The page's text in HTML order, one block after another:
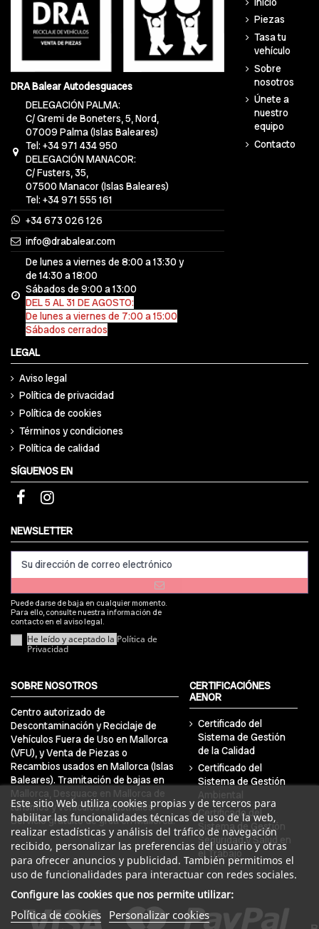
DRA Balear Autodesguaces
DELEGACIÓN PALMA:
C/ Gremi de Boneters, 5, Nord,
07009 Palma (Islas Baleares)
Tel: +34 971 434 950
DELEGACIÓN MANACOR:
C/ Fusters, 35,
07500 Manacor (Islas Baleares)
Tel: +34 971 555 161
+34 673 026 126
info@drabalear.com
De lunes a viernes de 8:00 a 13:30 y
de 14:30 a 18:00
Sábados de 9:00 a 13:00
DEL 5 AL 31 DE AGOSTO:
De lunes a viernes de 7:00 a 15:00
Sábados cerrados
Piezas
Tasa tu
vehículo
Sobre
nosotros
Únete a
nuestro
equipo
Contacto
LEGAL
Aviso legal
Política de privacidad
Política de cookies
Términos y condiciones
Política de calidad
Este sitio Web utiliza cookies propias y de terceros para
habilitar las funcionalidades técnicas de uso de la web,
realizar estadísticas y análisis del tráfico de navegación
recibido, personalizar las preferencias del usuario y otras
para ofrecer anuncios y publicidad. También permitimos el
uso de funcionalidades para interactuar con redes sociales.
Configure las cookies que nos permite utilizar:
Política de cookies Personalizar cookies
SÍGUENOS EN
NEWSLETTER
Puede darse de baja en cualquier momento.
Para ello, consulte nuestra información de
contacto en el aviso legal.
He leído y aceptado la Política de
Privacidad
SOBRE NOSOTROS
Centro autorizado de
Descontaminación y Reciclaje de
Vehículos Fuera de Uso en Mallorca
(VFU), y Venta de Piezas o
Recambios usados en Mallorca (Islas
Baleares). Tramitación de bajas en
Mallorca, Desguace en Mallorca de
turismos y vehículos industriales.
Servicio gratuito de grúa en Mallorca.
CERTIFICACIÓNES
AENOR
Certificado del
Sistema de Gestión
de la Calidad
Certificado del
Sistema de Gestión
Ambiental
Certificado del
Sistema de Gestión
Seguridad y Salud en
el Trabajo